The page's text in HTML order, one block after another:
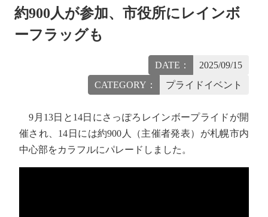
約900人が参加、市役所にレインボ
ーフラッグも
DATE：
2025/09/15
CATEGORY：
プライドイベント
9月13日と14日にさっぽろレインボープライドが開
催され、14日には約900人（主催者発表）が札幌市内
中心部をカラフルにパレードしました。